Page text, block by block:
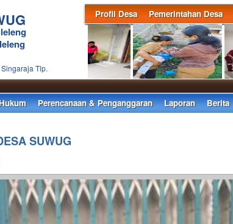
Profil Desa Pemerintahan Desa
Tlp.
Perencanaan & Penganggaran Laporan Berita
SUWUG